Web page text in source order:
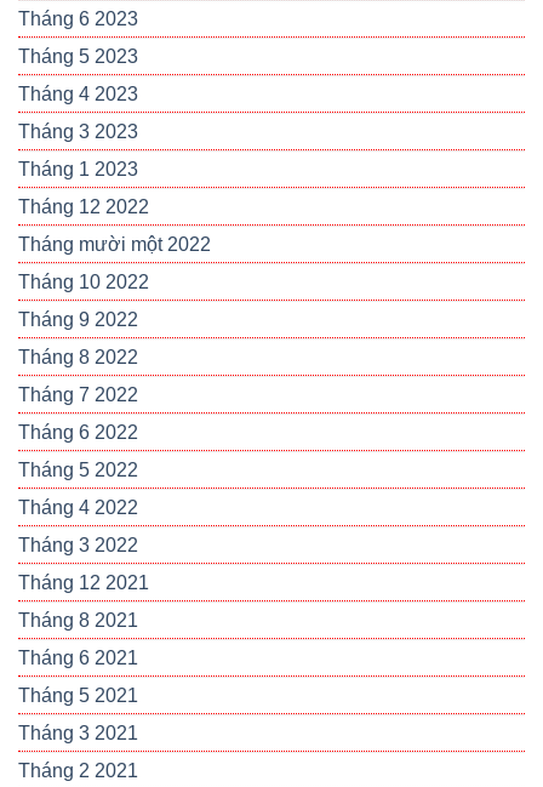
Tháng 6 2023
Tháng 5 2023
Tháng 4 2023
Tháng 3 2023
Tháng 1 2023
Tháng 12 2022
Tháng mười một 2022
Tháng 10 2022
Tháng 9 2022
Tháng 8 2022
Tháng 7 2022
Tháng 6 2022
Tháng 5 2022
Tháng 4 2022
Tháng 3 2022
Tháng 12 2021
Tháng 8 2021
Tháng 6 2021
Tháng 5 2021
Tháng 3 2021
Tháng 2 2021